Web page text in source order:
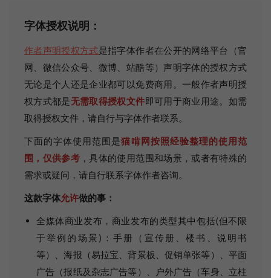
字体授权说明：
作者声明授权方式是指字体作者在公开的网络平台（官
网、微信公众号、微博、站酷等）声明字体的授权方式
无论是个人还是企业都可以免费商用。一般作者声明授
权方式都是无需取得授权文件即可用于商业用途。如需
取得授权文件，请自行与字体作者联系。
下面的字体使用范围是猫啃网按照经验整理的使用范
围，仅供参考 ，具体的使用范围和场景，或者有特殊的
需求或疑问，请自行联系字体作者咨询。
这款字体允许做的事：
全媒体商业发布，商业发布的类型其中包括(但不限
于举例的场景)：手册（宣传册、楼书、说明书
等）、海报（易拉宝、背景板、促销单张等）、平面
广告（报纸及杂志广告等）、户外广告（车身、立柱